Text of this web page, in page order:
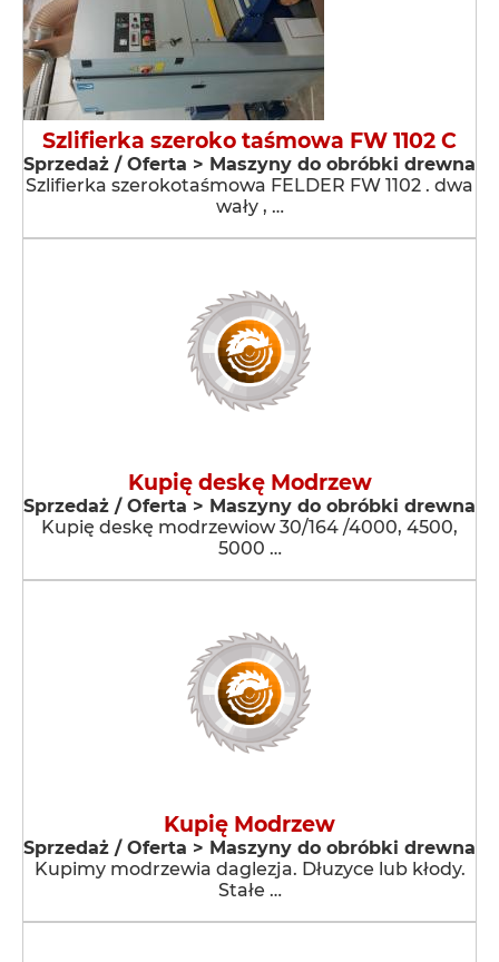
Szlifierka szeroko taśmowa FW 1102 C
Sprzedaż / Oferta > Maszyny do obróbki drewna
Szlifierka szerokotaśmowa FELDER FW 1102 . dwa
wały , …
Kupię deskę Modrzew
Sprzedaż / Oferta > Maszyny do obróbki drewna
Kupię deskę modrzewiow 30/164 /4000, 4500,
5000 …
Kupię Modrzew
Sprzedaż / Oferta > Maszyny do obróbki drewna
Kupimy modrzewia daglezja. Dłuzyce lub kłody.
Stałe …